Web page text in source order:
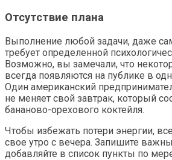
Отсутствие плана
Выполнение любой задачи, даже
требует определенной
Возможно, вы замечали, что
всегда появляются на публике в
Один американский
не меняет свой завтрак, который
бананово-орехового коктейля.
Чтобы избежать потери энергии,
свое утро с вечера. Запишите
добавляйте в список пункты по